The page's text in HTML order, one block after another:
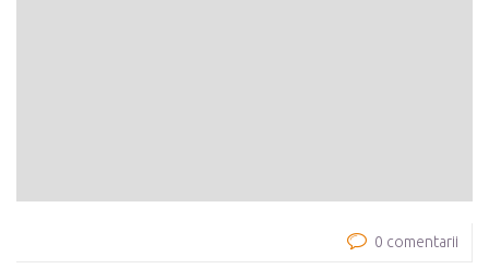
0 comentarii